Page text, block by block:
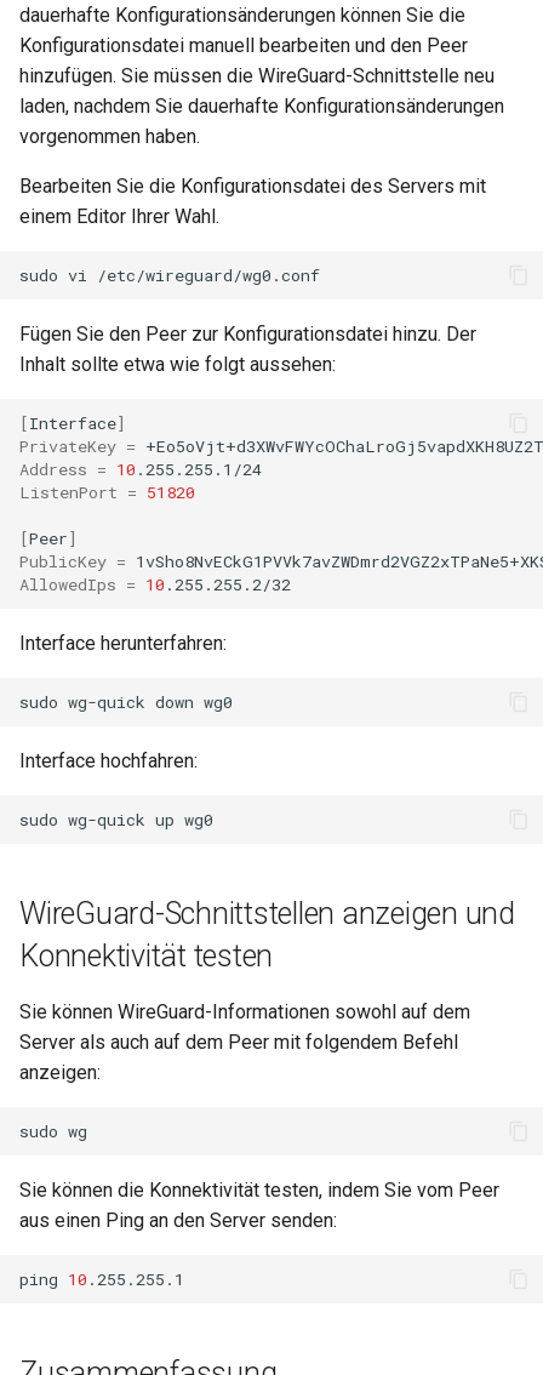
dauerhafte Konfigurationsänderungen können Sie die
Konfigurationsdatei manuell bearbeiten und den Peer
hinzufügen. Sie müssen die WireGuard-Schnittstelle neu
laden, nachdem Sie dauerhafte Konfigurationsänderungen
vorgenommen haben.
Bearbeiten Sie die Konfigurationsdatei des Servers mit
einem Editor Ihrer Wahl.
sudo vi
Fügen Sie den Peer zur Konfigurationsdatei hinzu. Der
Inhalt sollte etwa wie folgt aussehen:
[Interface]
PrivateKey =
Address = 10
ListenPort = 51820
[Peer]
PublicKey =
AllowedIps = 10
Interface herunterfahren:
sudo wg-quick down
Interface hochfahren:
sudo wg-quick up
WireGuard-Schnittstellen anzeigen und
Konnektivität testen
Sie können WireGuard-Informationen sowohl auf dem
Server als auch auf dem Peer mit folgendem Befehl
anzeigen:
sudo
Sie können die Konnektivität testen, indem Sie vom Peer
aus einen Ping an den Server senden:
ping 10